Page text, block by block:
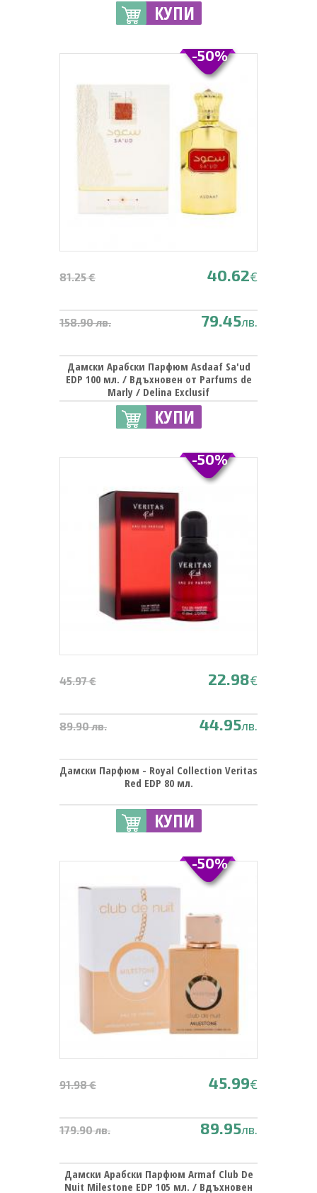
КУПИ
81.25 € 40.62€
158.90 лв. 79.45лв.
Дамски Арабски Парфюм Asdaaf Sa'ud
EDP 100 мл. / Вдъхновен от Parfums de
Marly / Delina Exclusif
КУПИ
-50%
45.97 € 22.98€
89.90 лв. 44.95лв.
Дамски Парфюм - Royal Collection Veritas
Red EDP 80 мл.
КУПИ
-50%
91.98 € 45.99€
179.90 лв. 89.95лв.
Дамски Арабски Парфюм Armaf Club De
Nuit Milestone EDP 105 мл. / Вдъхновен
-50%